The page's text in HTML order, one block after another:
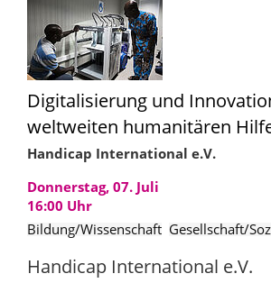
Digitalisierung und
weltweiten humanitären
Handicap International e.V.
Donnerstag, 07. Juli
16:00 Uhr
Bildung/Wissenschaft Gesellschaft/
Handicap International e.V.